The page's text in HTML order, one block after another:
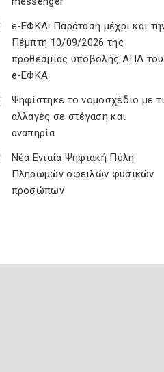
e-ΕΦΚΑ: Παράταση μέχρι και
Πέμπτη 10/09/2026 της
προθεσμίας υποβολής ΑΠΔ του
e-ΕΦΚΑ
Ψηφίστηκε το νομοσχέδιο με
αλλαγές σε στέγαση και
αναπηρία
Νέα Ενιαία Ψηφιακή Πύλη
Πληρωμών οφειλών φυσικών
προσώπων